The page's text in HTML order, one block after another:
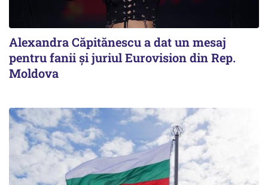
Alexandra Căpitănescu a dat un mesaj
pentru fanii şi juriul Eurovision din Rep.
Moldova